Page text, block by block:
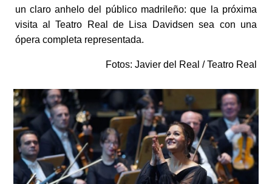
un claro anhelo del público madrileño: que la próxima
visita al Teatro Real de Lisa Davidsen sea con una
ópera completa representada.
Fotos: Javier del Real / Teatro Real